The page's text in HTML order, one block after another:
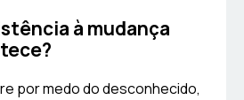
à mudança
por medo do desconhecido,